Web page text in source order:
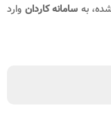
به سامانه کاردان وارد